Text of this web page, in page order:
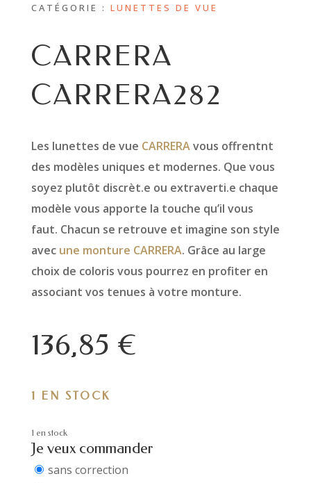
CATÉGORIE : LUNETTES DE VUE
CARRERA
CARRERA282
Les lunettes de vue CARRERAvous offrentnt
des modèles uniques et modernes. Que vous
soyez plutôt discrèt.e ou extraverti.e chaque
modèle vous apporte la touche qu’il vous
faut. Chacun se retrouve et imagine son style
avec une monture CARRERA. Grâce au large
choix de coloris vous pourrez en profiter en
associant vos tenues à votre monture.
136,85 €
1 EN STOCK
1 en stock
Je veux commander
sans correction